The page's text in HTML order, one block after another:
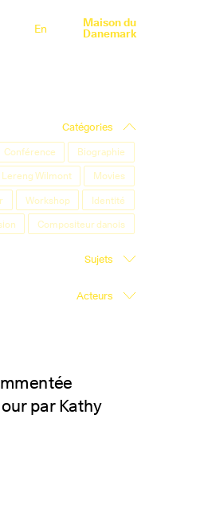
En Maison du
Danemark
Catégories
Conférence
Biographie
Wilmont
Movies
Workshop
Identité
Compositeur danois
Sujets
Acteurs